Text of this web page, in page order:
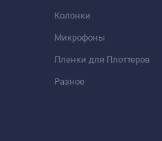
Колонки
Микрофоны
Пленки для Плоттеров
Разное